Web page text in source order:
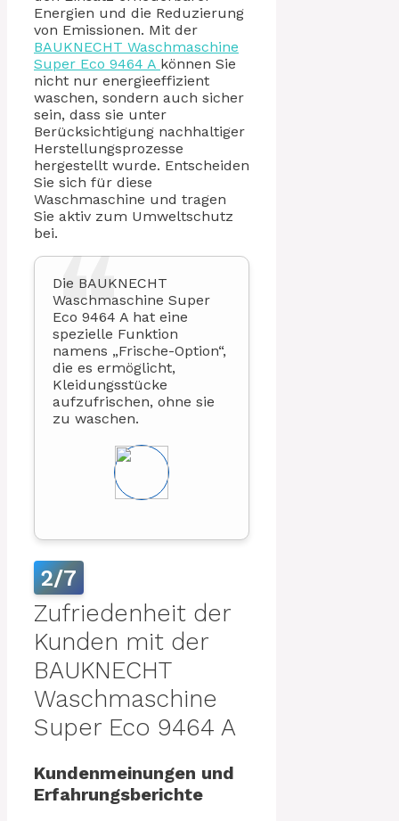
Energien und die Reduzierung
von Emissionen. Mit der
BAUKNECHT Waschmaschine
Super Eco 9464 A können Sie
nicht nur energieeffizient
waschen, sondern auch sicher
sein, dass sie unter
Berücksichtigung nachhaltiger
Herstellungsprozesse
hergestellt wurde. Entscheiden
Sie sich für diese
Waschmaschine und tragen
Sie aktiv zum Umweltschutz
bei.
Die BAUKNECHT
Waschmaschine Super
Eco 9464 A hat eine
spezielle Funktion
namens „Frische-Option“,
die es ermöglicht,
Kleidungsstücke
aufzufrischen, ohne sie
zu waschen.
2/7
Zufriedenheit der
Kunden mit der
BAUKNECHT
Waschmaschine
Super Eco 9464 A
Kundenmeinungen und
Erfahrungsberichte